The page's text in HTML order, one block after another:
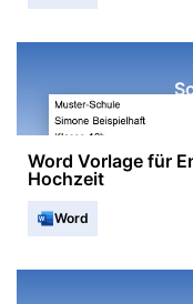
Word Vorlage für
Hochzeit
Word